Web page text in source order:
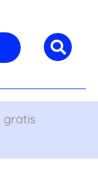
gratis